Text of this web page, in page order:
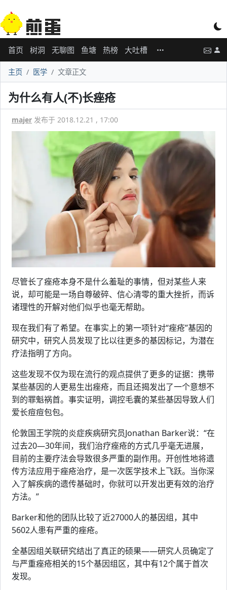
首页 树洞 无聊图 鱼塘 热榜 大吐槽
主页 医学 文章正文
为什么有人(不)长痤疮
majer 发布于 2018.12.21 , 17:00
尽管长了痤疮本身不是什么羞耻的事情，但对某些人来
说，却可能是一场自尊破碎、信心清零的重大挫折，而诉
诸理性的开解对他们似乎也毫无帮助。
现在我们有了希望。在事实上的第一项针对“痤疮”基因的
研究中，研究人员发现了比以往更多的基因标记，为潜在
疗法指明了方向。
这些发现不仅为现在流行的观点提供了更多的证据：携带
某些基因的人更易生出痤疮，而且还揭发出了一个意想不
到的罪魁祸首。事实证明，调控毛囊的某些基因导致人们
爱长痘痘包包。
伦敦国王学院的炎症疾病研究员Jonathan Barker说：“在
过去20—30年间，我们治疗痤疮的方式几乎毫无进展，
目前的主要疗法会导致很多严重的副作用。开创性地将遗
传方法应用于痤疮治疗，是一次医学技术上飞跃。当你深
入了解疾病的遗传基础时，你就可以开发出更有效的治疗
方法。”
Barker和他的团队比较了近27000人的基因组，其中
5602人患有严重的痤疮。
全基因组关联研究结出了真正的硕果——研究人员确定了
与严重痤疮相关的15个基因组区，其中有12个属于首次
发现。